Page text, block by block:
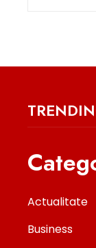
Actualitate
Business